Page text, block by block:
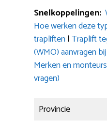
Snelkoppelingen:
Hoe werken deze
trapliften|Traplift
(WMO) aanvragen
Merken en monteurs
vragen)
Provincie